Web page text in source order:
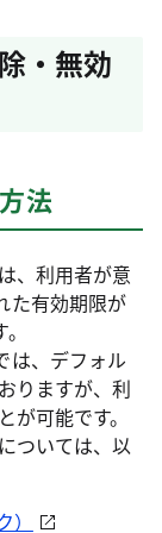
・無効
法
、利用者が意
た有効期限が
は、デフォル
りますが、利
可能です。
ついては、以